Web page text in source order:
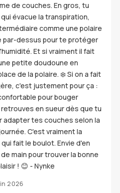
de couches. En gros, tu
évacue la transpiration,
comme une polaire
par-dessus pour te protéger
Et si vraiment il fait
petite doudoune en
de la polaire. ❄️ Si on a fait
c'est justement pour ça :
pour bouger
en sueur dès que tu
adapter tes couches selon la
C'est vraiment la
fait le boulot. Envie d'en
main pour trouver la bonne
! 😊 - Nynke
2026